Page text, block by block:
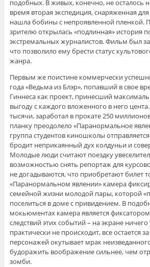
подобных. В живых, конечно, не осталось
время вторая экспедиция, снаряженная
нашла бобины с непроявленной пленкой.
зрителю открылась «подлинная» история
экстремальных журналистов. Фильм был
что позволило ему брести статус
жанра.
Первым же поистине коммерчески
года «Ведьма из Блэр», попавший в свое
Гиннеса как проект, принесший
выгоду с каждого вложенного в него
тысячи, заработал в прокате 250
планку преодолело «Паранормальное
группа студентов киношколы отправляется
бродит неприкаянный дух колдуньи и
Молодые люди считают поездку
возможностью снять репортаж для
не догадываются, что приобретают билет
«Паранормальном явлении» камера
семейной жизни молодой пары, которой
поселиться в доме с привидением. В
мокьюментах камера является
следствий этих событий – на экране
практически не происходит, все остается
персонажей окутывает мрак
будоражить воображение сильнее, чем
зомби.